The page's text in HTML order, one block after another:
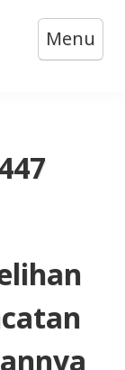
Menu